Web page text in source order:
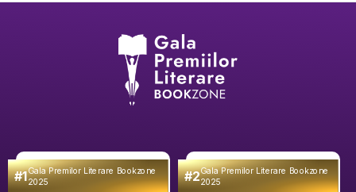
#1Gala Premilor Literare Bookzone
2025 #2Gala Premilor Literare Bookzone
2025